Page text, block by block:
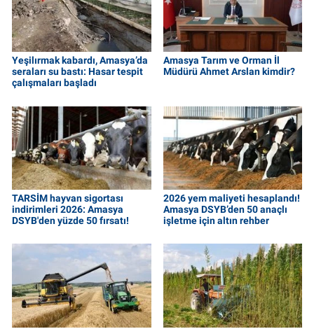
Yeşilırmak kabardı, Amasya’da
seraları su bastı: Hasar tespit
çalışmaları başladı
Amasya Tarım ve Orman İl
Müdürü Ahmet Arslan kimdir?
TARSİM hayvan sigortası
indirimleri 2026: Amasya
DSYB'den yüzde 50 fırsatı!
2026 yem maliyeti hesaplandı!
Amasya DSYB’den 50 anaçlı
işletme için altın rehber